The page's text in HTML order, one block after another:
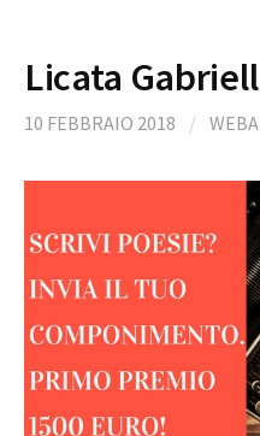
Licata
10 FEBBRAIO 2018 /